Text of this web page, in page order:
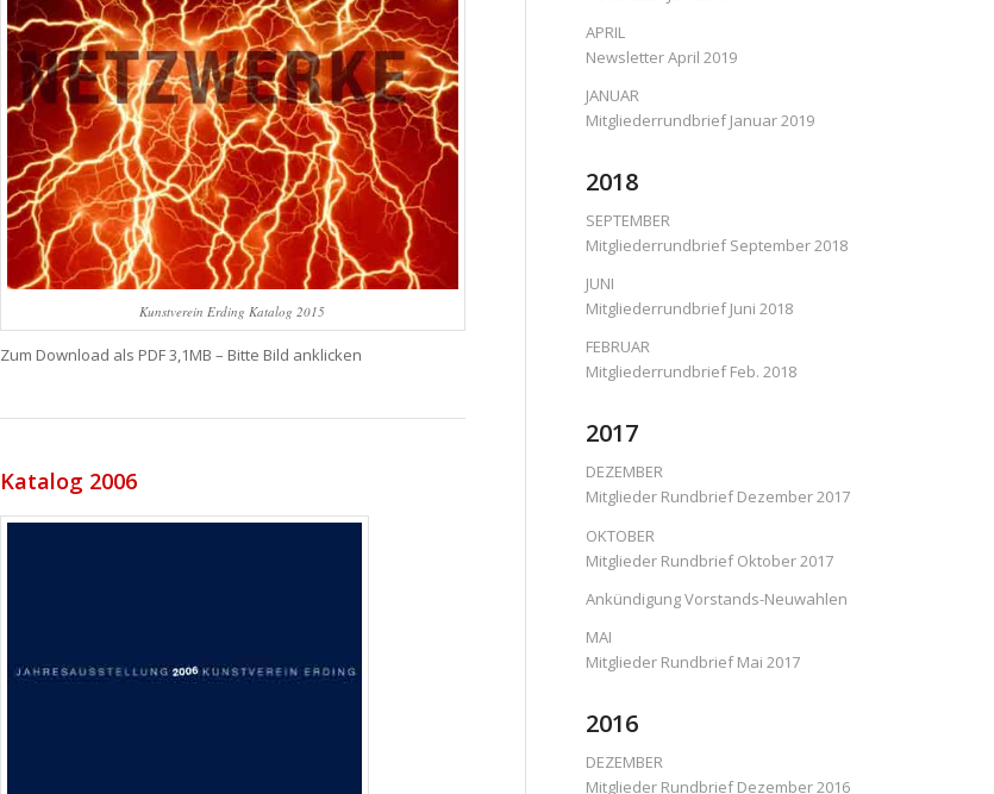
Kunstverein Erding Katalog 2015
Zum Download als PDF 3,1MB – Bitte Bild anklicken
Katalog 2006
APRIL
Newsletter April 2019
JANUAR
Mitgliederrundbrief Januar 2019
2018
SEPTEMBER
Mitgliederrundbrief September 2018
JUNI
Mitgliederrundbrief Juni 2018
FEBRUAR
Mitgliederrundbrief Feb. 2018
2017
DEZEMBER
Mitglieder Rundbrief Dezember 2017
OKTOBER
Mitglieder Rundbrief Oktober 2017
Ankündigung Vorstands-Neuwahlen
MAI
Mitglieder Rundbrief Mai 2017
2016
DEZEMBER
Mitglieder Rundbrief Dezember 2016